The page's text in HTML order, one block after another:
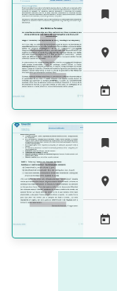







